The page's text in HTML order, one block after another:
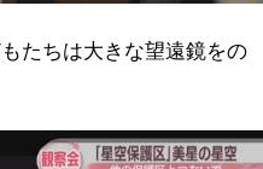
たちは大きな望遠鏡をの